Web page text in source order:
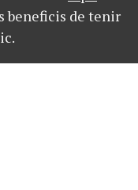
beneficis de tenir